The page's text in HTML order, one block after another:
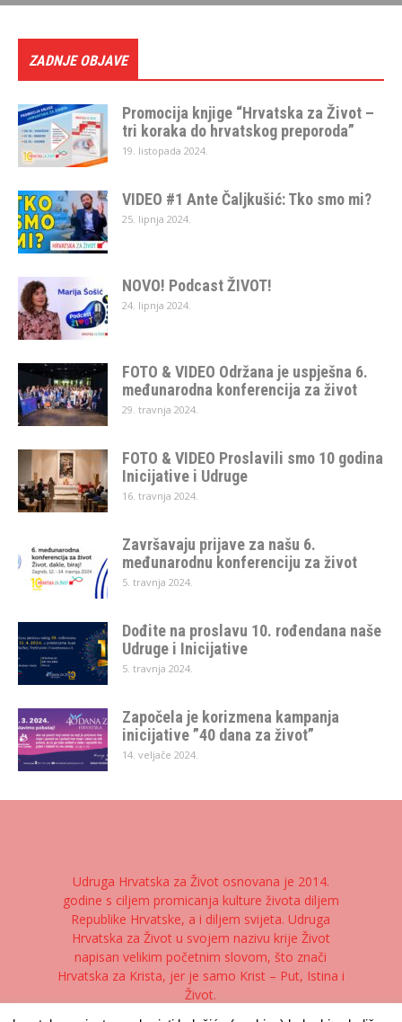
ZADNJE OBJAVE
Promocija knjige “Hrvatska za Život –
tri koraka do hrvatskog preporoda”
19. listopada 2024.
VIDEO #1 Ante Čaljkušić: Tko smo mi?
25. lipnja 2024.
NOVO! Podcast ŽIVOT!
24. lipnja 2024.
FOTO & VIDEO Održana je uspješna 6.
međunarodna konferencija za život
29. travnja 2024.
FOTO & VIDEO Proslavili smo 10 godina
Inicijative i Udruge
16. travnja 2024.
Završavaju prijave za našu 6.
međunarodnu konferenciju za život
5. travnja 2024.
Dođite na proslavu 10. rođendana naše
Udruge i Inicijative
5. travnja 2024.
Započela je korizmena kampanja
inicijative ”40 dana za život”
14. veljače 2024.
Udruga Hrvatska za Život osnovana je 2014.
godine s ciljem promicanja kulture života diljem
Republike Hrvatske, a i diljem svijeta. Udruga
Hrvatska za Život u svojem nazivu krije Život
napisan velikim početnim slovom, što znači
Hrvatska za Krista, jer je samo Krist – Put, Istina i
Život.